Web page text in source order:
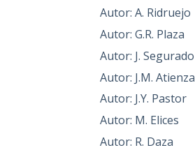
Autor: A. Ridruejo
Autor: G.R. Plaza
Autor: J. Segurado
Autor: J.M. Atienza
Autor: J.Y. Pastor
Autor: M. Elices
Autor: R. Daza